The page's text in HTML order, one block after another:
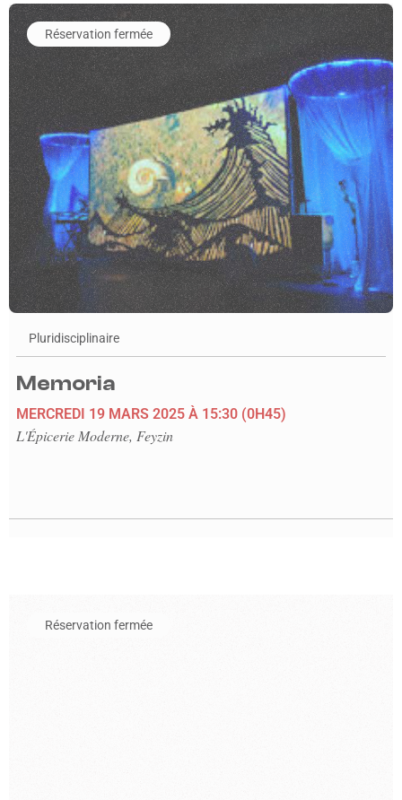
En savoir plus sur l'événement Memoria
Réservation fermée
Pluridisciplinaire
Memoria
MERCREDI 19 MARS 2025 À 15:30 (0H45)
L'Épicerie Moderne, Feyzin
Réservation fermée